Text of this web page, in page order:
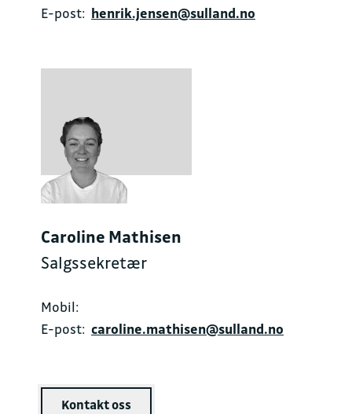
E-post: henrik.jensen@sulland.no
Caroline Mathisen
Salgssekretær
Mobil:
E-post: caroline.mathisen@sulland.no
Kontakt oss